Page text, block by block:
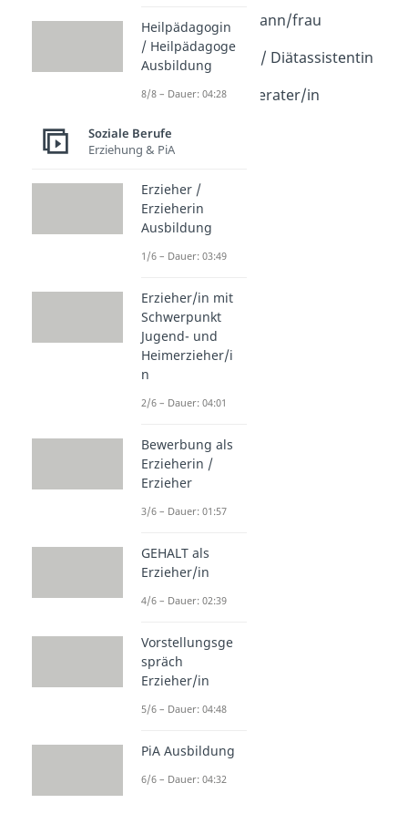
Fitnesskaufmann/frau
Dauer: 03:48
Diätassistent / Diätassistentin
Dauer: 04:03
Ernährungsberater/in
Dauer: 04:51
Heilpädagogin
/ Heilpädagoge
Ausbildung
8/8 – Dauer: 04:28
Soziale Berufe
Erziehung & PiA
Erzieher /
Erzieherin
Ausbildung
1/6 – Dauer: 03:49
Erzieher/in mit
Schwerpunkt
Jugend- und
Heimerzieher/i
n
2/6 – Dauer: 04:01
Bewerbung als
Erzieherin /
Erzieher
3/6 – Dauer: 01:57
GEHALT als
Erzieher/in
4/6 – Dauer: 02:39
Vorstellungsge
spräch
Erzieher/in
5/6 – Dauer: 04:48
PiA Ausbildung
6/6 – Dauer: 04:32